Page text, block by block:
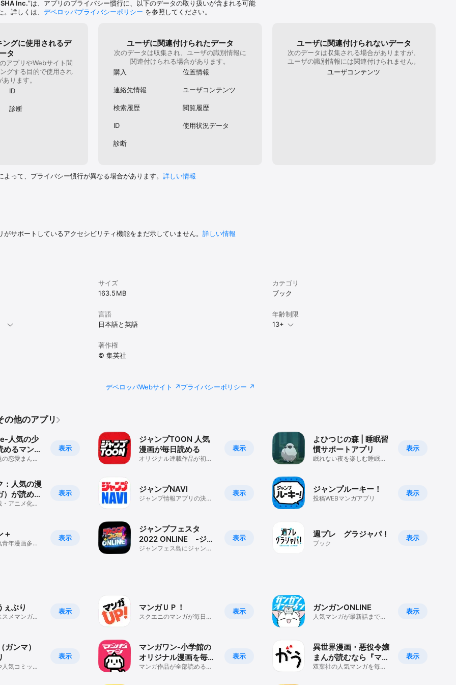
て◆◆
間が終了する24時間前までに、Apple ID（iTunesアカウント）の｢週刊少年ジャンプ｣
、有効期間の途中で停止はできず、有効期間満了日まで継続されます。
課金時）に、お客様のお支払い方法に問題があった場合や、Apple側のシステムの不具
われなかった場合、定期購読の利用はApple側で解約／停止されます。
ている場合は、お支払い方法（クレジットカードのご利用限度額／有効期限や、
ご確認の上、再度本アプリ内にて定期購読にご登録ください。
だいた日が新たな起算日となります。
において停止手続きをされるまで、購読期間単位で自動的に更新課金されます
ドライン https://www2.shueisha.co.jp/privacy/privacy.html
Inc.”は、アプリのプライバシー慣行に、以下のデータの取り扱いが含まれる可能
詳しくは、 デベロッパプライバシーポリシー を参照してください。
グに使用されるデ
タ
アプリやWebサイト間
グする目的で使用され
ります。
ID
診断
ユーザに関連付けられたデータ
次のデータは収集され、ユーザの識別情報に
関連付けられる場合があります。
購入
位置情報
連絡先情報 ユーザコンテンツ
検索履歴 閲覧履歴
ID 使用状況データ
診断
ユーザに関連付けられないデータ
次のデータは収集される場合がありますが、
ユーザの識別情報には関連付けられません。
ユーザコンテンツ
って、プライバシー慣行が異なる場合があります。 詳しい情報
サポートしているアクセシビリティ機能をまだ示していません。 詳しい情報
サイズ
163.5 MB
カテゴリ
ブック
言語
日本語と英語
年齢制限
13+
著作権
© 集英社
デベロッパWebサイト プライバシーポリシー
の他のアプリ
表示
人気の少
めるマンガ
恋愛まんが
表示
：人気の漫
）が読める
プリ
アニメ化作
表示
＋
年漫画多
表示
ジャンプTOON 人気
漫画が毎日読める
オリジナル連載作品が初回
表示
ジャンプNAVI
ジャンプ情報アプリの決定
表示
ジャンプフェスタ
2022 ONLINE -ジャ
ンフェス-
ジャンフェス島にジャンプ
表示
よひつじの森 | 睡眠習
慣サポートアプリ
眠れない夜を楽しむ睡眠習
表示
ジャンプルーキー！
投稿WEBマンガアプリ
表示
週プレ グラジャパ！
ブック
表示
ぇぶり
メマンガが
表示
ンマ）
気コミック
表示
マンガＵＰ！
スクエニのマンガが毎日読
表示
マンガワン-小学館の
オリジナル漫画を毎日
配信
マンガ作品が全部読める漫
表示
ガンガンONLINE
人気マンガが最新話まで毎
表示
異世界漫画・悪役令嬢
まんが読むなら『マン
ガがうがう』
双葉社の人気マンガを毎日